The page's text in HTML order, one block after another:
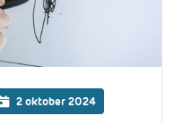
m
e
c
e
.
Klachtenformulier
2 oktober 2024